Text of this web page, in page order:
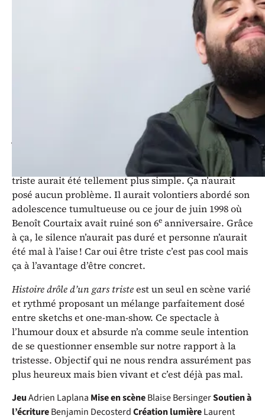
Le postulat du nouveau seul en scène d’Adrien
Laplana est simple : parler en bien de la tristesse.
Le spectacle s’ouvre sur Adrien contraint de poser sa
veste sur le portemanteau de son psy pour ensuite
être obligé de se remémorer son premier instant de
joie. Seul problème, Adrien peine à retrouver ce
souvenir. De là, s’installe un silence gênant avec son
interlocuteur qu’il ne supporte pas ! Un souvenir
triste aurait été tellement plus simple. Ça n’aurait
posé aucun problème. Il aurait volontiers abordé son
adolescence tumultueuse ou ce jour de juin 1998 où
Benoît Courtaix avait ruiné son 6e anniversaire. Grâce
à ça, le silence n’aurait pas duré et personne n’aurait
été mal à l’aise ! Car oui être triste c’est pas cool mais
ça à l’avantage d’être concret.
Histoire drôle d’un gars tristeest un seul en scène varié
et rythmé proposant un mélange parfaitement dosé
entre sketchs et one-man-show. Ce spectacle à
l’humour doux et absurde n’a comme seule intention
de se questionner ensemble sur notre rapport à la
tristesse. Objectif qui ne nous rendra assurément pas
plus heureux mais bien vivant et c’est déjà pas mal.
JeuAdrien Laplana Mise en scèneBlaise BersingerSoutien à
l’écritureBenjamin DecosterdCréation lumièreLaurent